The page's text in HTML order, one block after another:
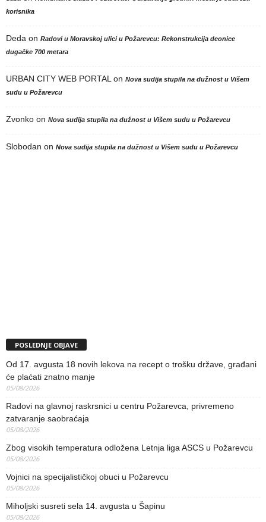
korisnika
Deda on Radovi u Moravskoj ulici u Požarevcu: Rekonstrukcija deonice
dugačke 700 metara
URBAN CITY WEB PORTAL on Nova sudija stupila na dužnost u Višem
sudu u Požarevcu
Zvonko on Nova sudija stupila na dužnost u Višem sudu u Požarevcu
Slobodan on Nova sudija stupila na dužnost u Višem sudu u Požarevcu
POSLEDNJE OBJAVE
Od 17. avgusta 18 novih lekova na recept o trošku države, građani
će plaćati znatno manje
05/08/2026
Radovi na glavnoj raskrsnici u centru Požarevca, privremeno
zatvaranje saobraćaja
05/08/2026
Zbog visokih temperatura odložena Letnja liga ASCS u Požarevcu
05/08/2026
Vojnici na specijalističkoj obuci u Požarevcu
05/08/2026
Miholjski susreti sela 14. avgusta u Šapinu
05/08/2026